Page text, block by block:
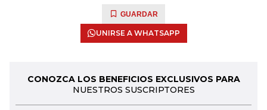
GUARDAR
UNIRSE A WHATSAPP
CONOZCA LOS BENEFICIOS EXCLUSIVOS PARA
NUESTROS SUSCRIPTORES